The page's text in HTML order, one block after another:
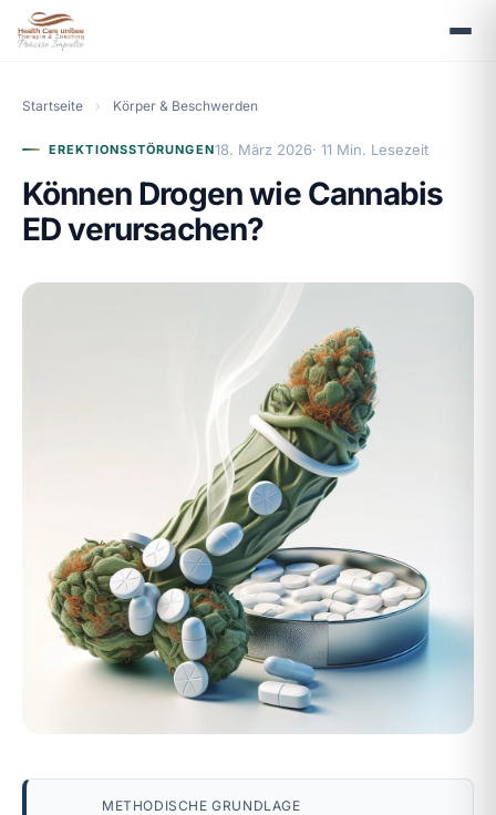
Startseite › Körper & Beschwerden
EREKTIONSSTÖRUNGEN18. März 2026· 11 Min. Lesezeit
Können Drogen wie Cannabis
ED verursachen?
METHODISCHE GRUNDLAGE